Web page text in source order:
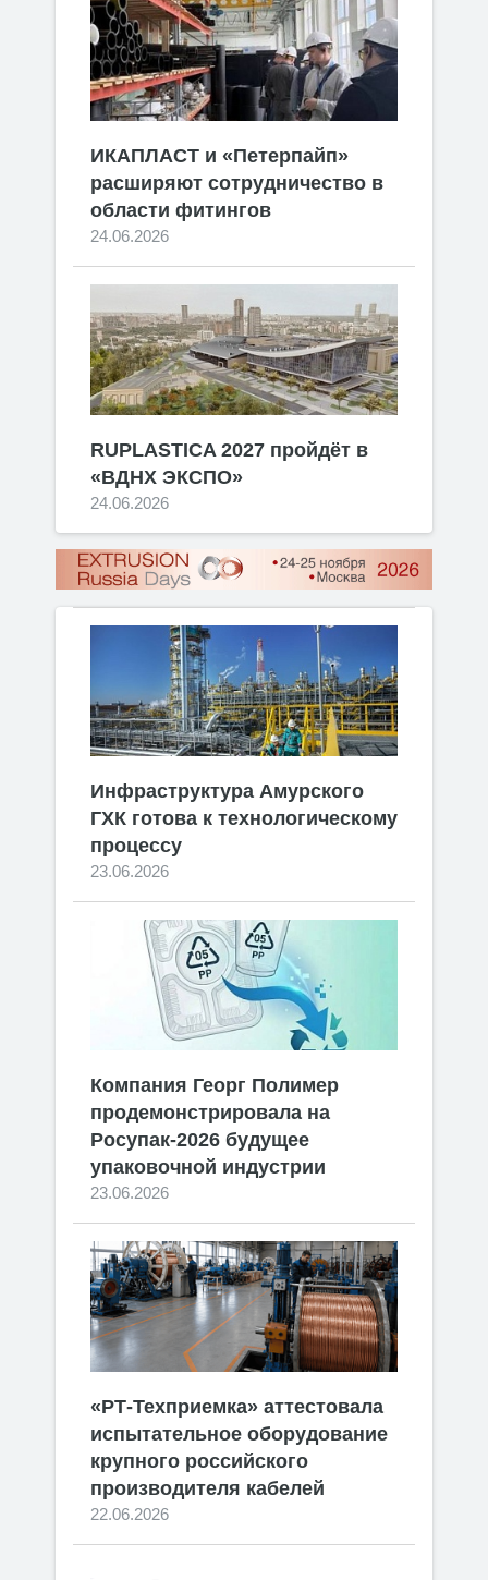
ИКАПЛАСТ и «Петерпайп»
расширяют сотрудничество в
области фитингов
24.06.2026
RUPLASTICA 2027 пройдёт в
«ВДНХ ЭКСПО»
24.06.2026
Инфраструктура Амурского
ГХК готова к технологическому
процессу
23.06.2026
Компания Георг Полимер
продемонстрировала на
Росупак-2026 будущее
упаковочной индустрии
23.06.2026
«РТ-Техприемка» аттестовала
испытательное оборудование
крупного российского
производителя кабелей
22.06.2026